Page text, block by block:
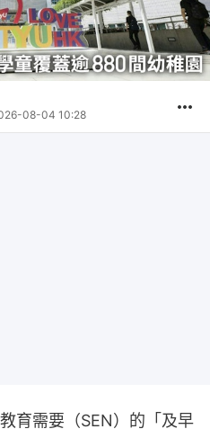
08-04 10:28
育需要（SEN）的「及早